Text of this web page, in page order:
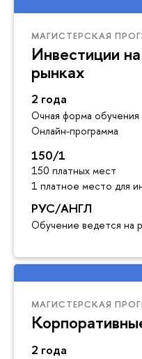
МАГИСТЕРСКАЯ
Инвестиции
рынках
2 года
Очная форма обучения
Онлайн-программа
150/1
150 платных мест
1 платное место для
РУС/АНГЛ
Обучение ведется на
МАГИСТЕРСКАЯ
2 года